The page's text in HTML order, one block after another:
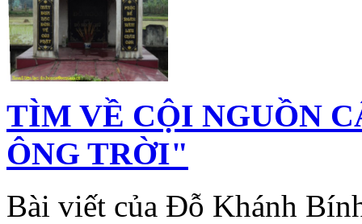
TÌM VỀ CỘI NGUỒN
ÔNG TRỜI"
Bài viết của Đỗ Khánh